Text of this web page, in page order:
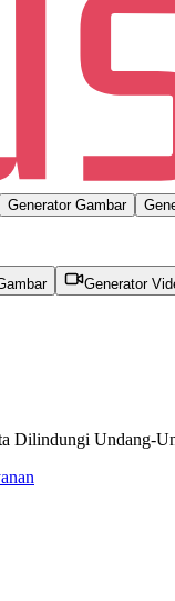
Generator Gambar
Generator
Dilindungi Undang-